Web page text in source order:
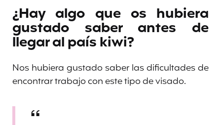
¿Hay algo que os hubiera
gustado saber antes de
llegar al país kiwi?
Nos hubiera gustado saber las dificultades de
encontrar trabajo con este tipo de visado.